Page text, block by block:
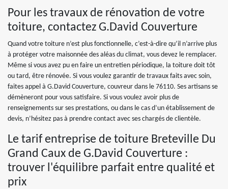
Pour les travaux de rénovation de votre
toiture, contactez G.David Couverture
Quand votre toiture n’est plus fonctionnelle, c’est-à-dire qu’il n’arrive plus
à protéger votre maisonnée des aléas du climat, vous devez le remplacer.
Même si vous avez pu en faire un entretien périodique, la toiture doit tôt
ou tard, être rénovée. Si vous voulez garantir de travaux faits avec soin,
faites appel à G.David Couverture, couvreur dans le 76110. Ses artisans se
démèneront pour vous satisfaire. Si vous voulez avoir plus de
renseignements sur ses prestations, ou dans le cas d’un établissement de
devis, n’hésitez pas à prendre contact avec ses chargés de clientèle.
Le tarif entreprise de toiture Breteville Du
Grand Caux de G.David Couverture :
trouver l'équilibre parfait entre qualité et
prix